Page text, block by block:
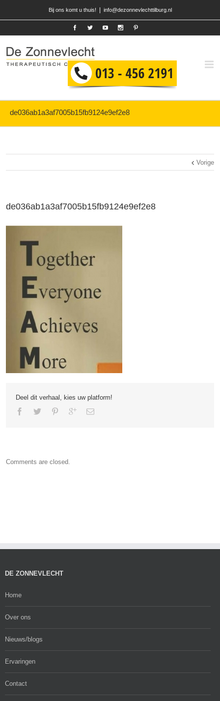
Bij ons komt u thuis! info@dezonnevlechttilburg.nl
de036ab1a3af7005b15fb9124e9ef2e8
Vorige
de036ab1a3af7005b15fb9124e9ef2e8
Deel dit verhaal, kies uw platform!
Comments are closed.
DE ZONNEVLECHT
Home
Over ons
Nieuws/blogs
Ervaringen
Contact